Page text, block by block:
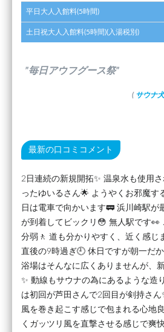
平日大人入館料(5時間)
土日祝大人入館料(5時間)(入湯税別)
”毎日アウフグース祭”
( サウナ犬
最新の口コミコメント
2日連続の新規開拓✨ 温泉水も使用
ったゆいるさん🌟 ようやくお邪魔す
日は電車で向かいます🚃 浜川崎駅が
が到着してビックリ😳 無人駅です👀
分弱🚶 道も分かりやすく、近く感じ
直後の9時過ぎ🕘 休日ですが朝一だ
浴場はそんなに広くありませんが、
✨ 動線もサウナの為にあるような造
は初回が芦田さんで2回目が剣持さん
風を巻き起こす感じで包まれる心地
くガッツリ風を直撃させる感じで爽